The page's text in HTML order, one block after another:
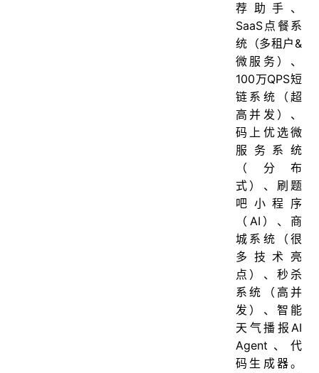
荐助手、
SaaS点餐系
统（多租户&
微服务）、
100万QPS短
链系统（超
高并发）、
码上优选微
服务系统
（分布
式）、刷题
吧小程序
（AI）、商
城系统（很
多技术亮
点）、秒杀
系统（高并
发）、智能
天气播报AI
Agent、代
码生成器。